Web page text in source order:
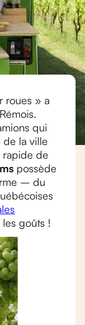
roues » a
qui
de la ville
rapide de
possède
– du
goûts !